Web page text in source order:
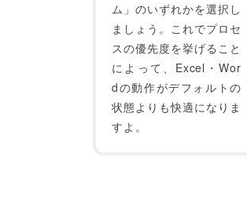
ム」のいずれかを選択し
ましょう。これでプロセ
スの優先度を挙げること
によって、Excel・Wor
dの動作がデフォルトの
状態よりも快適になりま
すよ。